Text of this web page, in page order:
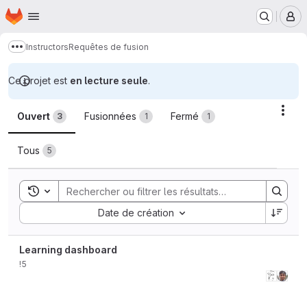
Passer au contenu principal
Page d'accueil
Afficher davantage de fils d'Ariane
InstructorsRequêtes de fusion
Ce projet est en lecture seule.
Requêtes de fusion
Ouvert 3 Fusionnées 1 Fermé 1
Tous 5
Toggle search history
Date de création
Sort by:
Learning dashboard
!5